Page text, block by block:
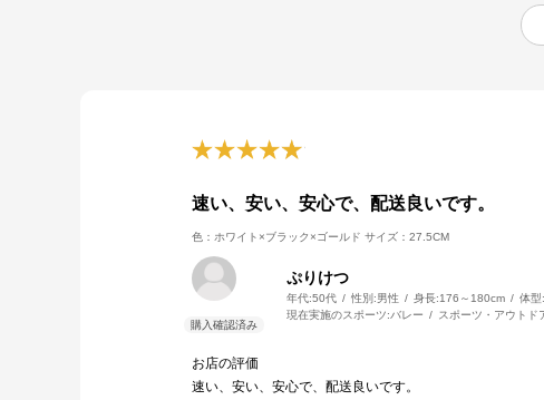
速い、安い、安心で、配送良いです。
色：ホワイト×ブラック×ゴールド サイズ：27.5CM
ぷりけつ
年代:50代 性別:男性 身長:176～180cm 体型:
現在実施のスポーツ:バレー スポーツ・アウトド
お店の評価
速い、安い、安心で、配送良いです。